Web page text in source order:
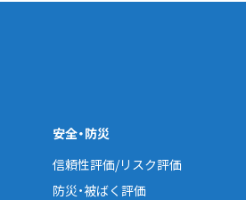
安全・防災
信頼性評価/リスク評価
防災・被ばく評価